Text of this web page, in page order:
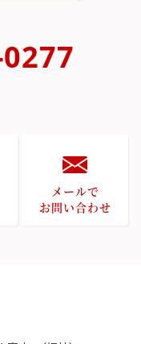
メールで
お問い合わせ